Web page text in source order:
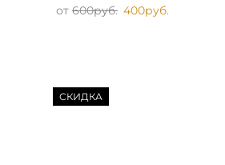
от600руб. 400руб.
СКИДКА